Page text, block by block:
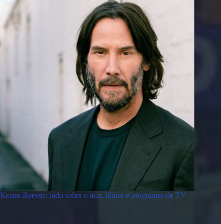
Keanu Reeves: tudo sobre o ator, filmes e programas de TV